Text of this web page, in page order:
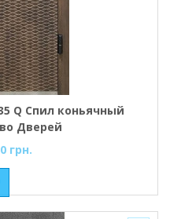
Q Спил коньячный
Дверей
грн.